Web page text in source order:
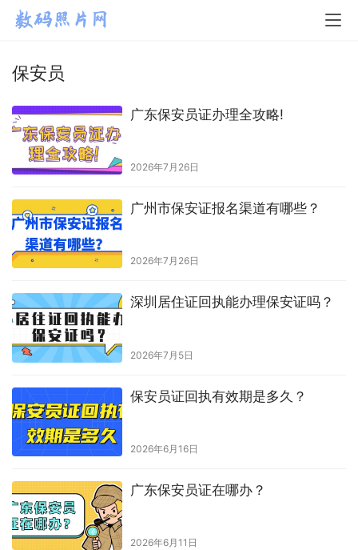
保安员
广东保安员证办理全攻略!
2026年7月26日
广州市保安证报名渠道有哪些？
2026年7月26日
深圳居住证回执能办理保安证吗？
2026年7月5日
保安员证回执有效期是多久？
2026年6月16日
广东保安员证在哪办？
2026年6月11日